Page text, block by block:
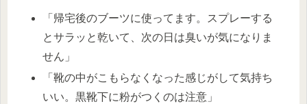
「帰宅後のブーツに使ってます。スプレーする
とサラッと乾いて、次の日は臭いが気になりま
せん」
「靴の中がこもらなくなった感じがして気持ち
いい。黒靴下に粉がつくのは注意」